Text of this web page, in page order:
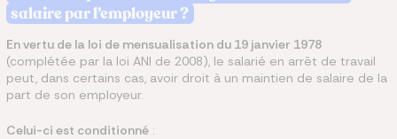
salaire par l’employeur ?
En vertu de la loi de mensualisation du 19 janvier 1978
(complétée par la loi ANI de 2008), le salarié en arrêt de travail
peut, dans certains cas, avoir droit à un maintien de salaire de la
part de son employeur.
Celui-ci est conditionné :